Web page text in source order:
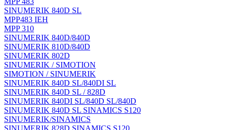
SINUMERIK 840D SL
MPP483 IEH
MPP 310
SINUMERIK 840D/840D
SINUMERIK 810D/840D
SINUMERIK 802D
SINUMERIK / SIMOTION
SIMOTION / SINUMERIK
SINUMERIK 840D SL/840DI SL
SINUMERIK 840D SL / 828D
SINUMERIK 840DI SL/840D SL/840D
SINUMERIK 840D SL SINAMICS S120
SINUMERIK/SINAMICS
SINUMERIK 828D SINAMICS S120